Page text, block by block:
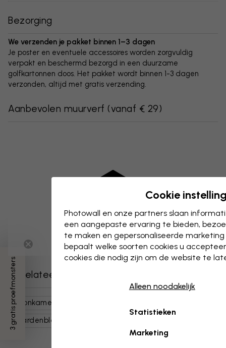
Bezorging
We verzenden je pakket binnen 1–3 dagen
Je poster en eventuele accessoires worden zorgvuldig
verpakt en beschermd bezorgd in een duurzame
golfkartonnen doos. Het pakket wordt binnen 1-3 dagen
verzonden, altijd met gratis verzending.
Aanbevolen muurverf (vanaf € 29)
Gerelateerde categorieën
Woonkamer
Paardenbloemen
Cookie
Photowall en onze partners slaan
een aangepaste ervaring te bieden,
te maken en gepersonaliseerde
bepaalt welke soorten cookies u
cookies die nodig zijn om de website te
Alleen noodakelijk
Statistieken
Marketing
3 gratis proefmonsters